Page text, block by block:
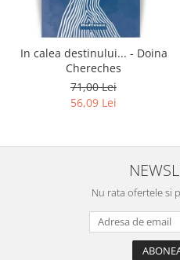
In calea destinului... - Doina
Chereches
71,00 Lei
56,09 Lei
Nu rata ofertele si